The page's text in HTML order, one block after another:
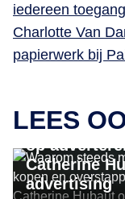
iedereen
Charlotte Van
papierwerk bij
LEES
met
op
Catherine
advertising
BUSINESS GROWTH